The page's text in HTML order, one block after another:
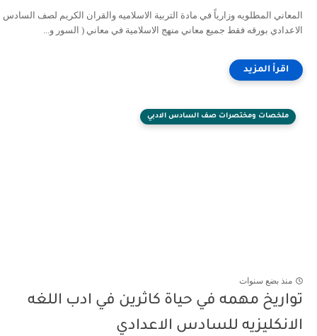
المعاني المطلويه وزارياً في مادة التربية الاسلاميه والقران الكريم لصف السادس
الاعدادي بورقه فقط جميع معاني منهج الاسلامية في معاني ( السور و...
ملخصات ومختصرات صف السادس الادبي
منذ بضع سنوات
تواريخ مهمه في حياة كاثرين في ادب اللغه
الانكليزيه للسادس الاعدادي